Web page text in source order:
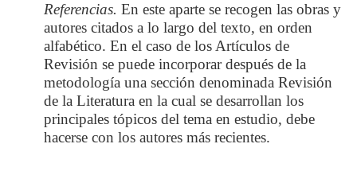
Referencias. En este aparte se recogen las obras y
autores citados a lo largo del texto, en orden
alfabético. En el caso de los Artículos de
Revisión se puede incorporar después de la
metodología una sección denominada Revisión
de la Literatura en la cual se desarrollan los
principales tópicos del tema en estudio, debe
hacerse con los autores más recientes.